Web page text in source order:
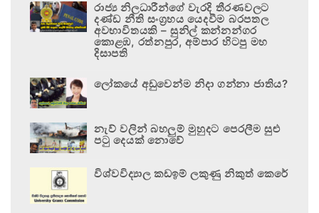
රාජ්‍ය නිලධාරීන්ගේ වැරදි තීරණවලට
දණ්ඩ නීති සංග්‍රහය යෙදවීම බරපතල
අවභාවිතයකි – සුනිල් කන්නන්ගර
කොළඹ, රත්නපුර, අම්පාර හිටපු මහ
දිසාපති
ලෝකයේ අඩුවෙන්ම නිදා ගන්නා ජාතිය?
නැව් වලින් බහලුම් මුහුදට පෙරලීම සුළු
පටු දෙයක් නොවේ
විශ්වවිද්‍යාල කඩඉම් ලකුණු නිකුත් කෙරේ